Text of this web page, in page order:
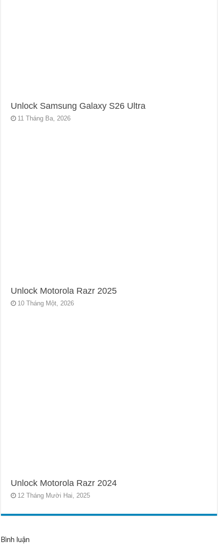
Unlock Samsung Galaxy S26 Ultra
11 Tháng Ba, 2026
Unlock Motorola Razr 2025
10 Tháng Một, 2026
Unlock Motorola Razr 2024
12 Tháng Mười Hai, 2025
Bình luận